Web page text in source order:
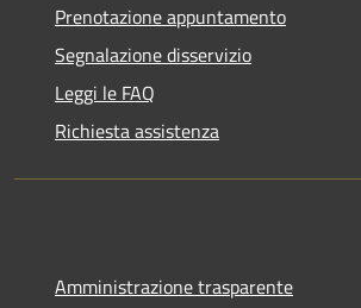
Prenotazione appuntamento
Segnalazione disservizio
Leggi le FAQ
Richiesta assistenza
Amministrazione trasparente